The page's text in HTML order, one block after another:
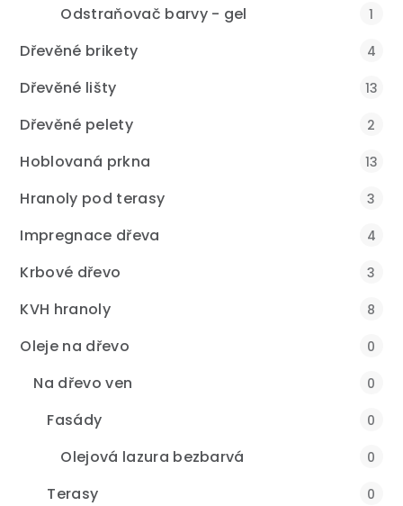
Odstraňovač barvy - gel 1
Dřevěné brikety 4
Dřevěné lišty 13
Dřevěné pelety 2
Hoblovaná prkna 13
Hranoly pod terasy 3
Impregnace dřeva 4
Krbové dřevo 3
KVH hranoly 8
Oleje na dřevo 0
Na dřevo ven 0
Fasády 0
Olejová lazura bezbarvá 0
Terasy 0